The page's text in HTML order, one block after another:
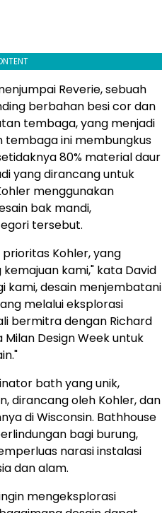
Reverie, sebuah
berbahan besi cor dan
tembaga, yang menjadi
tembaga ini membungkus
80% material daur
yang dirancang untuk
menggunakan
bak mandi,
tersebut.
Kohler, yang
kami," kata David
kami, desain menjembatani
melalui eksplorasi
bermitra dengan Richard
Design Week untuk
bath yang unik,
dirancang oleh Kohler, dan
di Wisconsin. Bathhouse
bagi burung,
narasi instalasi
dan alam.
mengeksplorasi